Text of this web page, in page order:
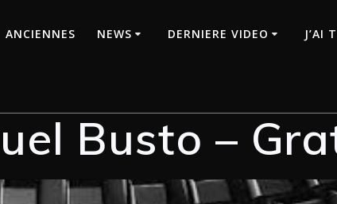
ANCIENNES NEWS DERNIERE VIDEO J’AI
Busto –